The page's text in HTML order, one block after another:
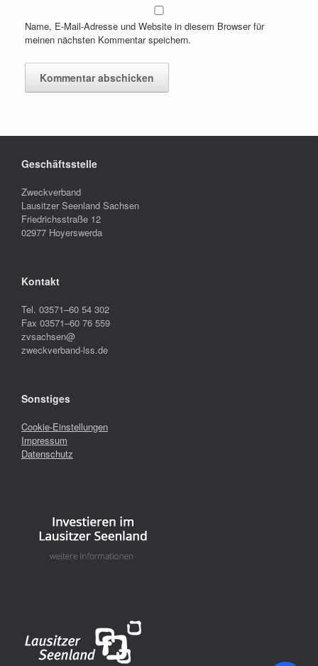
Name, E-Mail-Adresse und Website in diesem Browser für
meinen nächsten Kommentar speichern.
Geschäftsstelle
Zweckverband
Lausitzer Seenland Sachsen
Friedrichsstraße 12
02977 Hoyerswerda
Kontakt
Tel. 03571–60 54 302
Fax 03571–60 76 559
zvsachsen@
zweckverband-lss.de
Sonstiges
Cookie-Einstellungen
Impressum
Datenschutz